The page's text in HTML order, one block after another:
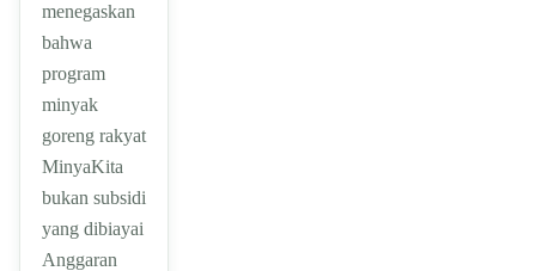
menegaskan
bahwa
program
minyak
goreng rakyat
MinyaKita
bukan subsidi
yang dibiayai
Anggaran